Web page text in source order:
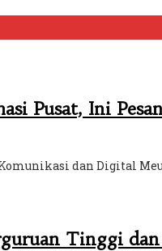
Pusat, Ini
dan Digital
Tinggi